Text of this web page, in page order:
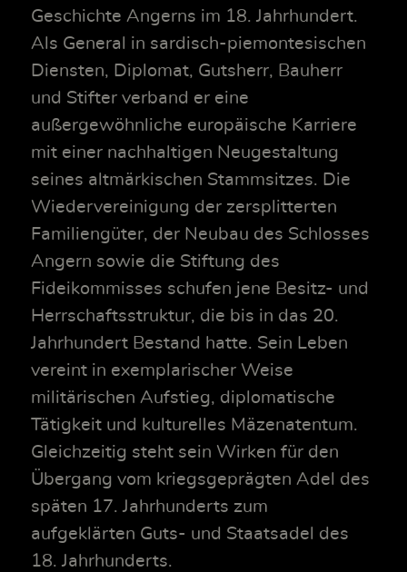
Geschichte Angerns im 18. Jahrhundert.
Als General in sardisch-piemontesischen
Diensten, Diplomat, Gutsherr, Bauherr
und Stifter verband er eine
außergewöhnliche europäische Karriere
mit einer nachhaltigen Neugestaltung
seines altmärkischen Stammsitzes. Die
Wiedervereinigung der zersplitterten
Familiengüter, der Neubau des Schlosses
Angern sowie die Stiftung des
Fideikommisses schufen jene Besitz- und
Herrschaftsstruktur, die bis in das 20.
Jahrhundert Bestand hatte. Sein Leben
vereint in exemplarischer Weise
militärischen Aufstieg, diplomatische
Tätigkeit und kulturelles Mäzenatentum.
Gleichzeitig steht sein Wirken für den
Übergang vom kriegsgeprägten Adel des
späten 17. Jahrhunderts zum
aufgeklärten Guts- und Staatsadel des
18. Jahrhunderts.